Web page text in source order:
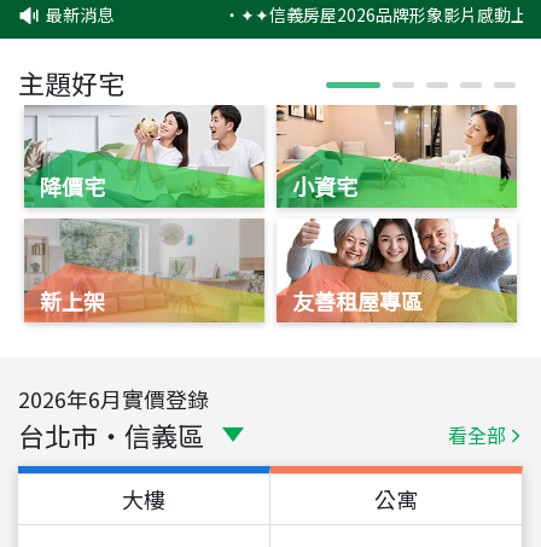
最新消息 ‧✦✦信義房屋2026品牌形象影片感動上
主題好宅
降價宅
新上架
小資宅
友善租屋專區
2026年6月實價登錄
台北市 ・ 信義區 看全部
大樓 公寓